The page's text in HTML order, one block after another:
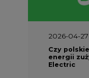
2026-04-
Czy
energii
Electric